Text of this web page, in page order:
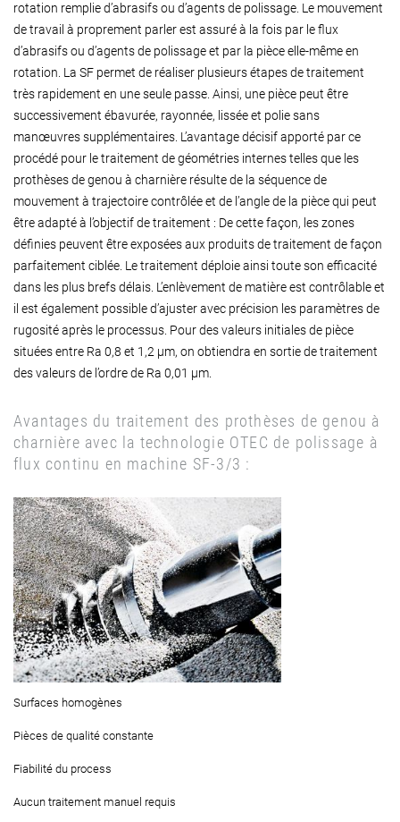
rotation remplie d’abrasifs ou d’agents de polissage. Le mouvement
de travail à proprement parler est assuré à la fois par le flux
d’abrasifs ou d’agents de polissage et par la pièce elle-même en
rotation. La SF permet de réaliser plusieurs étapes de traitement
très rapidement en une seule passe. Ainsi, une pièce peut être
successivement ébavurée, rayonnée, lissée et polie sans
manœuvres supplémentaires. L’avantage décisif apporté par ce
procédé pour le traitement de géométries internes telles que les
prothèses de genou à charnière résulte de la séquence de
mouvement à trajectoire contrôlée et de l’angle de la pièce qui peut
être adapté à l’objectif de traitement : De cette façon, les zones
définies peuvent être exposées aux produits de traitement de façon
parfaitement ciblée. Le traitement déploie ainsi toute son efficacité
dans les plus brefs délais. L’enlèvement de matière est contrôlable et
il est également possible d’ajuster avec précision les paramètres de
rugosité après le processus. Pour des valeurs initiales de pièce
situées entre Ra 0,8 et 1,2 µm, on obtiendra en sortie de traitement
des valeurs de l’ordre de Ra 0,01 µm.
Avantages du traitement des prothèses de genou à
charnière avec la technologie OTEC de polissage à
flux continu en machine SF-3/3 :
Surfaces homogènes
Pièces de qualité constante
Fiabilité du process
Aucun traitement manuel requis